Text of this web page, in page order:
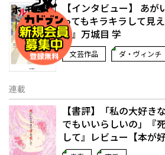
【インタビュー】 あ
ってもキラキラして見
燦』万城目 学
文芸作品 ダ・ヴィンチ
連載
【書評】「私の大好き
でもいいらしいの」――
して』レビュー【本が